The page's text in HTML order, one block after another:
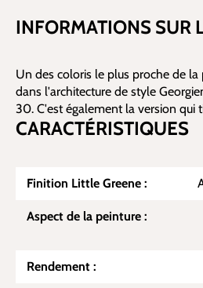
INFORMATIONS SUR
Un des coloris le plus proche de
dans l'architecture de style
30. C'est également la version qui
CARACTÉRISTIQUES
Finition Little Greene :
Aspect de la peinture :
Rendement :